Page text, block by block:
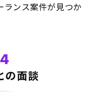
ランス案件が見つか
の面談